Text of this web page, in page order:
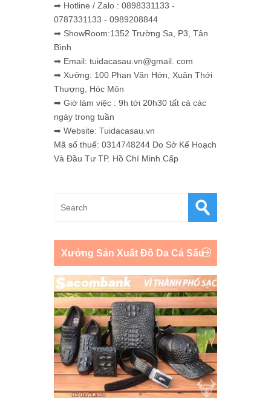
➡ Hotline / Zalo : 0898331133 -
0787331133 - 0989208844
➡ ShowRoom:1352 Trường Sa, P3, Tân
Bình
➡ Email: tuidacasau.vn@gmail. com
➡ Xưởng: 100 Phan Văn Hớn, Xuân Thới
Thượng, Hóc Môn
➡ Giờ làm việc : 9h tới 20h30 tất cả các
ngày trong tuần
➡ Website: Tuidacasau.vn
Mã số thuế: 0314748244 Do Sở Kế Hoạch
Và Đầu Tư TP. Hồ Chí Minh Cấp
Xưởng Sản Xuất Đồ Da Cá Sấu